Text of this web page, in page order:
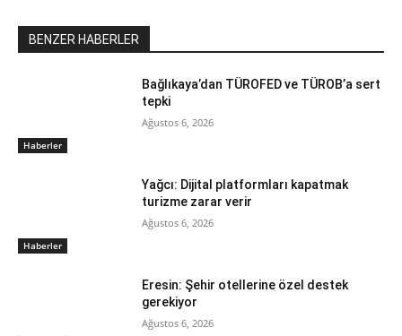
BENZER HABERLER
Haberler
Bağlıkaya’dan TÜROFED ve TÜROB’a sert
tepki
Ağustos 6, 2026
Haberler
Yağcı: Dijital platformları kapatmak
turizme zarar verir
Ağustos 6, 2026
Eresin: Şehir otellerine özel destek
gerekiyor
Ağustos 6, 2026